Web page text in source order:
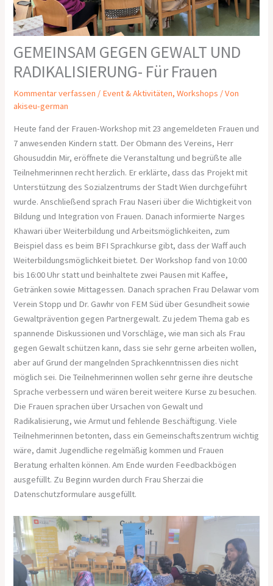
GEMEINSAM GEGEN GEWALT UND
RADIKALISIERUNG- Für Frauen
Kommentar verfassen / Event & Aktivitäten,Workshops / Von
akiseu-german
Heute fand der Frauen-Workshop mit 23 angemeldeten Frauen und
7 anwesenden Kindern statt. Der Obmann des Vereins, Herr
Ghousuddin Mir, eröffnete die Veranstaltung und begrüßte alle
Teilnehmerinnen recht herzlich. Er erklärte, dass das Projekt mit
Unterstützung des Sozialzentrums der Stadt Wien durchgeführt
wurde. Anschließend sprach Frau Naseri über die Wichtigkeit von
Bildung und Integration von Frauen. Danach informierte Narges
Khawari über Weiterbildung und Arbeitsmöglichkeiten, zum
Beispiel dass es beim BFI Sprachkurse gibt, dass der Waff auch
Weiterbildungsmöglichkeit bietet. Der Workshop fand von 10:00
bis 16:00 Uhr statt und beinhaltete zwei Pausen mit Kaffee,
Getränken sowie Mittagessen. Danach sprachen Frau Delawar vom
Verein Stopp und Dr. Gawhr von FEM Süd über Gesundheit sowie
Gewaltprävention gegen Partnergewalt. Zu jedem Thema gab es
spannende Diskussionen und Vorschläge, wie man sich als Frau
gegen Gewalt schützen kann, dass sie sehr gerne arbeiten wollen,
aber auf Grund der mangelnden Sprachkenntnissen dies nicht
möglich sei. Die Teilnehmerinnen wollen sehr gerne ihre deutsche
Sprache verbessern und wären bereit weitere Kurse zu besuchen.
Die Frauen sprachen über Ursachen von Gewalt und
Radikalisierung, wie Armut und fehlende Beschäftigung. Viele
Teilnehmerinnen betonten, dass ein Gemeinschaftszentrum wichtig
wäre, damit Jugendliche regelmäßig kommen und Frauen
Beratung erhalten können. Am Ende wurden Feedbackbögen
ausgefüllt. Zu Beginn wurden durch Frau Sherzai die
Datenschutzformulare ausgefüllt.